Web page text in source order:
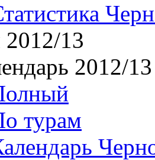
2012/13
2012/13
турам